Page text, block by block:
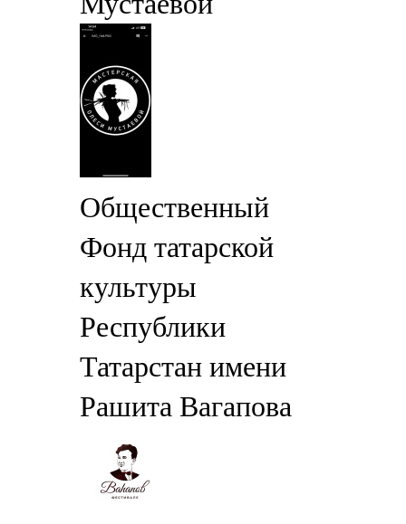
Общественный
Фонд татарской
культуры
Республики
Татарстан имени
Рашита Вагапова